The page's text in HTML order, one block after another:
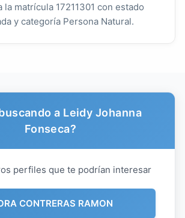
la matrícula 17211301 con estado
y categoría Persona Natural.
a Leidy Johanna
Fonseca?
perfiles que te podrían interesar
CONTRERAS RAMON